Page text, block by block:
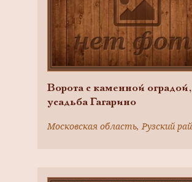
Ворота с каменной оградой,
усадьба Гагарино